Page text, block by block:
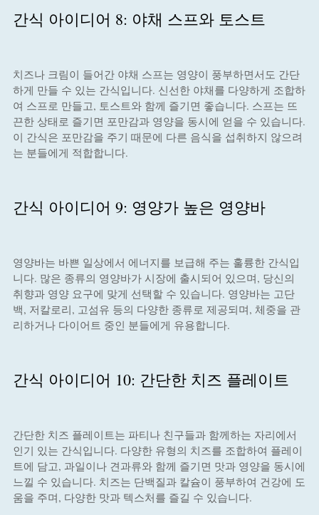
간식 아이디어 8: 야채 스프와 토스트
치즈나 크림이 들어간 야채 스프는 영양이 풍부하면서도 간단
하게 만들 수 있는 간식입니다. 신선한 야채를 다양하게 조합하
여 스프로 만들고, 토스트와 함께 즐기면 좋습니다. 스프는 뜨
끈한 상태로 즐기면 포만감과 영양을 동시에 얻을 수 있습니다.
이 간식은 포만감을 주기 때문에 다른 음식을 섭취하지 않으려
는 분들에게 적합합니다.
간식 아이디어 9: 영양가 높은 영양바
영양바는 바쁜 일상에서 에너지를 보급해 주는 훌륭한 간식입
니다. 많은 종류의 영양바가 시장에 출시되어 있으며, 당신의
취향과 영양 요구에 맞게 선택할 수 있습니다. 영양바는 고단
백, 저칼로리, 고섬유 등의 다양한 종류로 제공되며, 체중을 관
리하거나 다이어트 중인 분들에게 유용합니다.
간식 아이디어 10: 간단한 치즈 플레이트
간단한 치즈 플레이트는 파티나 친구들과 함께하는 자리에서
인기 있는 간식입니다. 다양한 유형의 치즈를 조합하여 플레이
트에 담고, 과일이나 견과류와 함께 즐기면 맛과 영양을 동시에
느낄 수 있습니다. 치즈는 단백질과 칼슘이 풍부하여 건강에 도
움을 주며, 다양한 맛과 텍스처를 즐길 수 있습니다.